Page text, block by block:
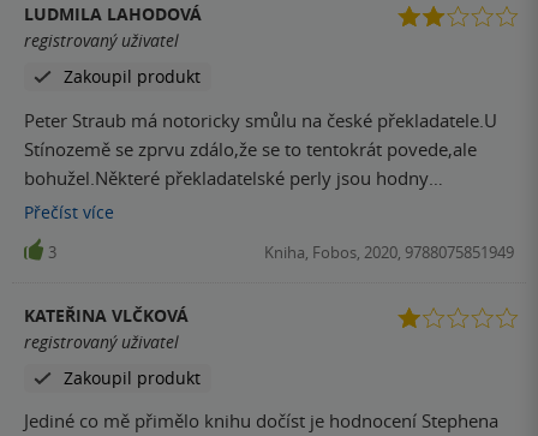
LUDMILA LAHODOVÁ
registrovaný uživatel
Zakoupil produkt
Peter Straub má notoricky smůlu na české překladatele.U
Stínozemě se zprvu zdálo,že se to tentokrát povede,ale
bohužel.Některé překladatelské perly jsou hodny
zaznamenání. To se pak špatně čte kniha,kde se rychle
střídá realita s fantazií nebo s fantazií na druhou.
Přečíst více
3 Kniha, Fobos, 2020, 9788075851949
KATEŘINA VLČKOVÁ
registrovaný uživatel
Zakoupil produkt
Jediné co mě přimělo knihu dočíst je hodnocení Stephena